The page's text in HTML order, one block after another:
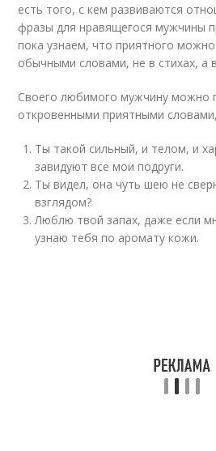
есть того, с кем развиваются
фразы для нравящегося мужчины
пока узнаем, что приятного
обычными словами, не в стихах, а
Своего любимого мужчину можно
откровенными приятными
Ты такой сильный, и телом, и
завидуют все мои подруги.
Ты видел, она чуть шею не
взглядом?
Люблю твой запах, даже если
узнаю тебя по аромату кожи.